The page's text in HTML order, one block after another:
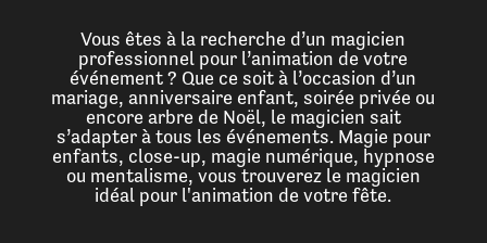
Vous êtes à la recherche d’un magicien
professionnel pour l’animation de votre
événement ? Que ce soit à l’occasion d’un
mariage, anniversaire enfant, soirée privée ou
encore arbre de Noël, le magicien sait
s’adapter à tous les événements. Magie pour
enfants, close-up, magie numérique, hypnose
ou mentalisme, vous trouverez le magicien
idéal pour l'animation de votre fête.